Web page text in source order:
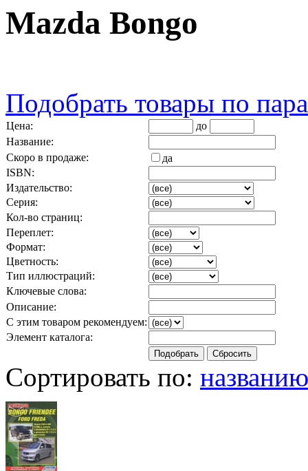
Mazda Bongo
Подобрать товары по
Цена:
до
Название:
Скоро в продаже:
да
ISBN:
Издательство:
Серия:
Кол-во страниц:
Переплет:
Формат:
Цветность:
Тип иллюстраций:
Ключевые слова:
Описание:
С этим товаром рекомендуем:
Элемент каталога:
Сортировать по: названию